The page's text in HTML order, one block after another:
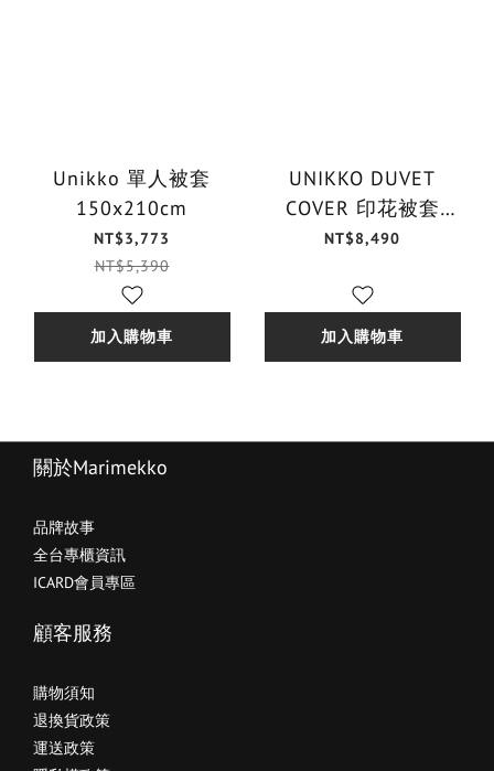
Unikko 單人被套
150x210cm
NT$3,773
NT$5,390
加入購物車
UNIKKO DUVET
COVER 印花被套
150x210cm
NT$8,490
加入購物車
關於Marimekko
品牌故事
全台專櫃資訊
ICARD會員專區
顧客服務
購物須知
退換貨政策
運送政策